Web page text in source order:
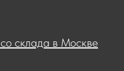
склада в Москве